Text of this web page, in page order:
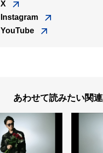
X
Instagram
YouTube
あわせて読みたい関